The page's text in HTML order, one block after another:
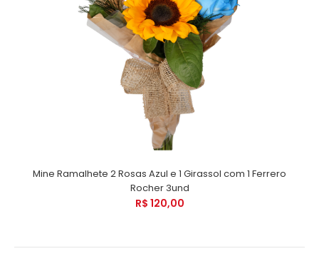
Mine Ramalhete 2 Rosas Azul e 1 Girassol com 1 Ferrero
Rocher 3und
R$ 120,00